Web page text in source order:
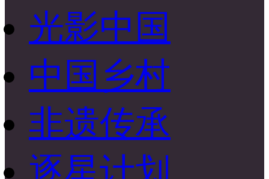
CCTV.节目官网 直播 节目单
光影中国
中国乡村
非遗传承